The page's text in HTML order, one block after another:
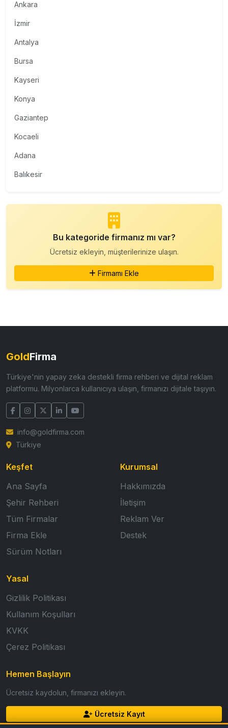
Ankara
İzmir
Antalya
Bursa
Kayseri
Konya
Gaziantep
Kocaeli
Adana
Balıkesir
Bu kategoride firmanız mı var?
Ücretsiz ekleyin, müşterilerinize ulaşın.
Firmamı Ekle
GoldFirma
Türkiye'nin yapay zeka destekli firma rehberi ve dijital reklam
platformu. Milyonlarca kullanıcıya ulaşın, firmanızı dijitale taşıyın.
info@goldfirma.com
Türkiye
Keşfet
Ana Sayfa
Şehir Rehberi
Tüm Firmalar
Firma Ekle
Sürüm Notları
Kurumsal
Hakkımızda
İletişim
Reklam Ver
Destek
Yasal
Gizlilik Politikası
Kullanım Koşulları
KVKK
Çerez Politikası
Hemen Başlayın
Ücretsiz kaydolun, firmanızı ekleyin.
Ücretsiz Kayıt